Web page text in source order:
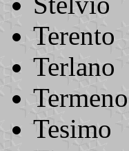
Terento
Terlano
Tesimo